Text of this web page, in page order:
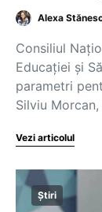
Alexa
Consiliul
Educației și
parametri
Silviu
Vezi articolul
Știri